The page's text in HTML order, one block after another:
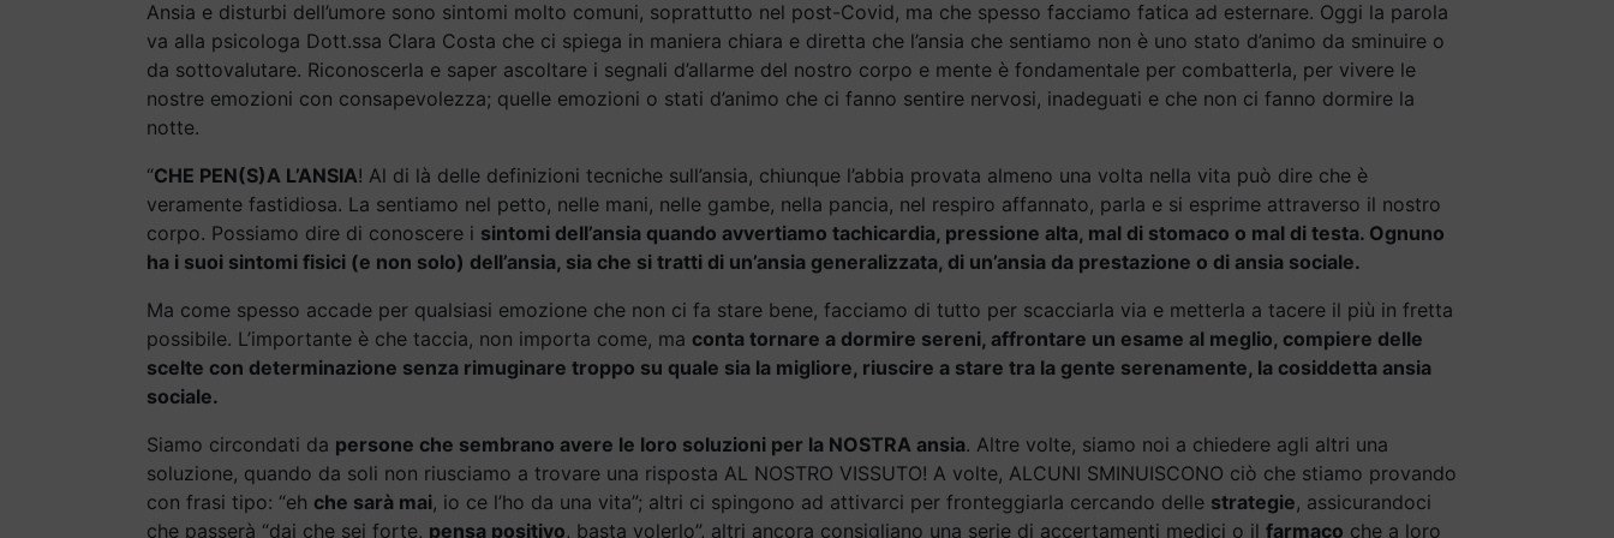
Ansia e disturbi dell’umore sono sintomi molto comuni, soprattutto nel post-Covid, ma che spesso facciamo fatica ad esternare. Oggi la parola
va alla psicologa Dott.ssa Clara Costa che ci spiega in maniera chiara e diretta che l’ansia che sentiamo non è uno stato d’animo da sminuire o
da sottovalutare. Riconoscerla e saper ascoltare i segnali d’allarme del nostro corpo e mente è fondamentale per combatterla, per vivere le
nostre emozioni con consapevolezza; quelle emozioni o stati d’animo che ci fanno sentire nervosi, inadeguati e che non ci fanno dormire la
notte.
“CHE PEN(S)A L’ANSIA! Al di là delle definizioni tecniche sull’ansia, chiunque l’abbia provata almeno una volta nella vita può dire che è
veramente fastidiosa. La sentiamo nel petto, nelle mani, nelle gambe, nella pancia, nel respiro affannato, parla e si esprime attraverso il nostro
corpo. Possiamo dire di conoscere i sintomi dell’ansia quando avvertiamo tachicardia, pressione alta, mal di stomaco o mal di testa. Ognuno
ha i suoi sintomi fisici (e non solo) dell’ansia, sia che si tratti di un’ansia generalizzata, di un’ansia da prestazione o di ansia sociale.
Ma come spesso accade per qualsiasi emozione che non ci fa stare bene, facciamo di tutto per scacciarla via e metterla a tacere il più in fretta
possibile. L’importante è che taccia, non importa come, ma conta tornare a dormire sereni, affrontare un esame al meglio, compiere delle
scelte con determinazione senza rimuginare troppo su quale sia la migliore, riuscire a stare tra la gente serenamente, la cosiddetta ansia
sociale.
Siamo circondati da persone che sembrano avere le loro soluzioni per la NOSTRA ansia. Altre volte, siamo noi a chiedere agli altri una
soluzione, quando da soli non riusciamo a trovare una risposta AL NOSTRO VISSUTO! A volte, ALCUNI SMINUISCONO ciò che stiamo provando
con frasi tipo: “eh che sarà mai, io ce l’ho da una vita”; altri ci spingono ad attivarci per fronteggiarla cercando delle strategie, assicurandoci
che passerà “dai che sei forte, pensa positivo, basta volerlo”, altri ancora consigliano una serie di accertamenti medici o il farmaco che a loro